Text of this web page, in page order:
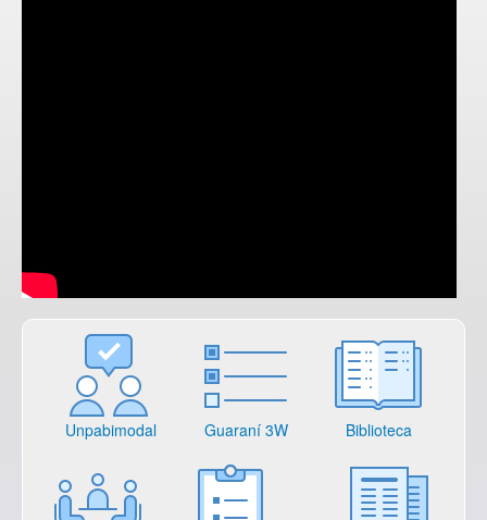
Unpabimodal Guaraní 3W Biblioteca